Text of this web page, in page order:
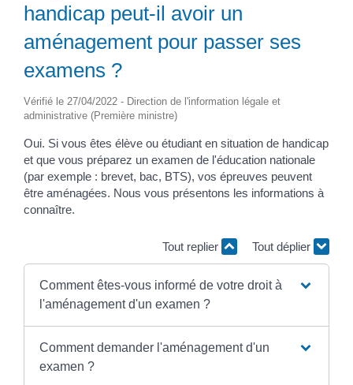
handicap peut-il avoir un
aménagement pour passer ses
examens ?
Vérifié le 27/04/2022 - Direction de l'information légale et
administrative (Première ministre)
Oui. Si vous êtes élève ou étudiant en situation de handicap
et que vous préparez un examen de l'éducation nationale
(par exemple : brevet, bac, BTS), vos épreuves peuvent
être aménagées. Nous vous présentons les informations à
connaître.
Tout replier Tout déplier
Comment êtes-vous informé de votre droit à
l'aménagement d'un examen ?
Comment demander l'aménagement d'un
examen ?